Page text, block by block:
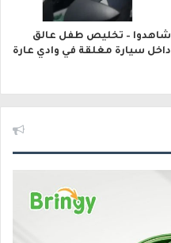
شاهدوا – تخليص طفل عالق
داخل سيارة مغلقة في وادي عارة